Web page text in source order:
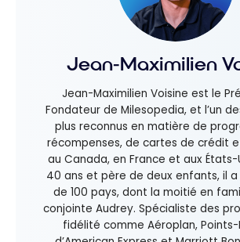
Jean-Maximilien
Jean-Maximilien Voisine est le
Fondateur de Milesopedia, et l’un
plus reconnus en matière de
récompenses, de cartes de crédit
au Canada, en France et aux États-
40 ans et père de deux enfants, il a
de 100 pays, dont la moitié en
conjointe Audrey. Spécialiste des
fidélité comme Aéroplan, Points-